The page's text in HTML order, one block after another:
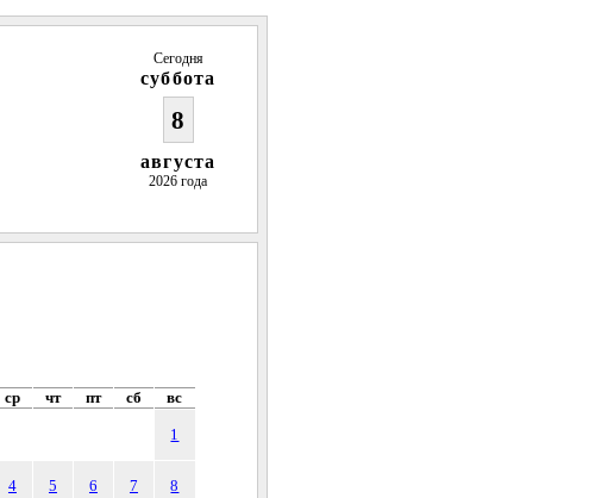
Сегодня
суббота
8
августа
2026 года
ср чт пт сб вс
1
4 5 6 7 8